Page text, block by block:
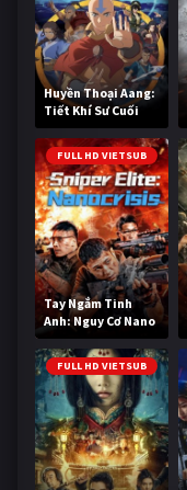
Huyền Thoại Aang:
Tiết Khí Sư Cuối
Cùng
FULL HD VIETSUB
Tay Ngắm Tinh
Anh: Nguy Cơ Nano
FULL HD VIETSUB